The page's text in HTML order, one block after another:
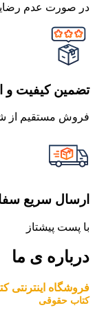
در صورت عدم
تضمین کیفیت و
فروش مستقیم از
ارسال سریع
با پست پیشتاز
درباره ی ما
فروشگاه اینترنتی
کتاب حقوقی